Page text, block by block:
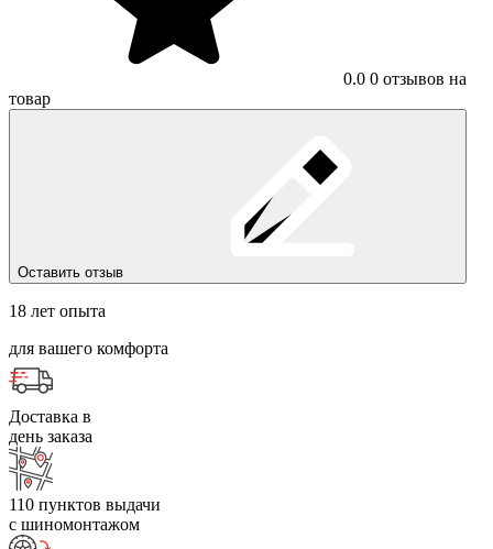
0.0 0 отзывов на
товар
Оставить отзыв
18 лет опыта
для вашего комфорта
Доставка в
день заказа
110 пунктов выдачи
с шиномонтажом